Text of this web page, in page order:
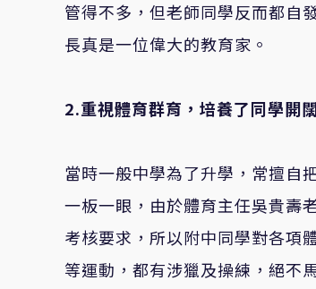
管得不多，但老師同學反而都自
長真是一位偉大的教育家。
2.重視體育群育，培養了同學開
當時一般中學為了升學，常擅自
一板一眼，由於體育主任吳貴壽
考核要求，所以附中同學對各項
等運動，都有涉獵及操練，絕不